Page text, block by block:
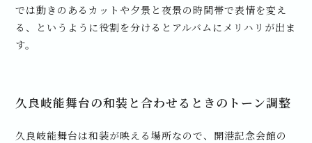
では動きのあるカットや夕景と夜景の時間帯で表情を変え
る、というように役割を分けるとアルバムにメリハリが出ま
す。
久良岐能舞台の和装と合わせるときのトーン調整
久良岐能舞台は和装が映える場所なので、開港記念会館の